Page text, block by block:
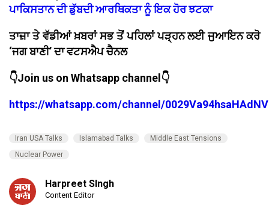
ਪਾਕਿਸਤਾਨ ਦੀ ਡੁੱਬਦੀ ਆਰਥਿਕਤਾ ਨੂੰ ਇਕ ਹੋਰ ਝਟਕਾ
ਤਾਜ਼ਾ ਤੇ ਵੱਡੀਆਂ ਖ਼ਬਰਾਂ ਸਭ ਤੋਂ ਪਹਿਲਾਂ ਪੜ੍ਹਨ ਲਈ ਜੁਆਇਨ ਕਰੋ
‘ਜਗ ਬਾਣੀ’ ਦਾ ਵਟਸਐਪ ਚੈਨਲ
👇Join us on Whatsapp channel👇
https://whatsapp.com/channel/
Iran USA Talks Islamabad Talks
Middle East Tensions
Nuclear Power
Harpreet SIngh
Content Editor